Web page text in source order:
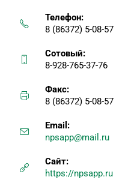
Телефон:
8 (86372) 5-08-57
Сотовый:
8-928-765-37-76
Факс:
8 (86372) 5-08-57
Email:
npsapp@mail.ru
Сайт:
https://npsapp.ru